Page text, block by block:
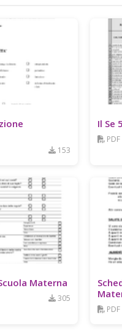
153
Il Se
PDF
Materna
305
PDF